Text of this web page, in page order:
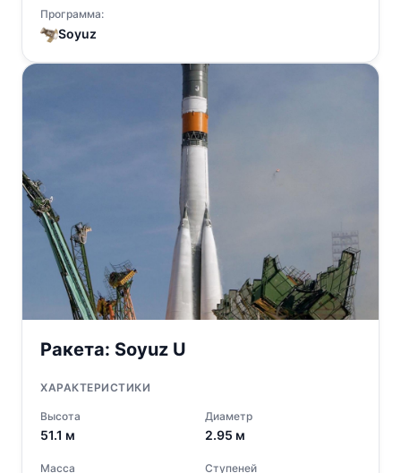
Программа:
Soyuz
Ракета: Soyuz U
ХАРАКТЕРИСТИКИ
Высота
51.1 м
Диаметр
2.95 м
Масса Ступеней